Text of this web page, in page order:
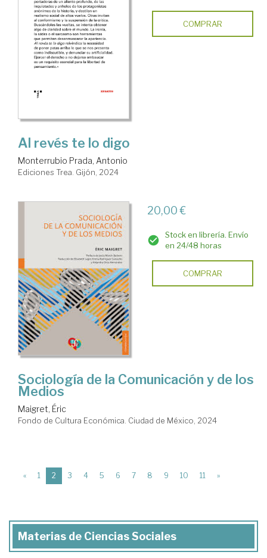
COMPRAR
Al revés te lo digo
Monterrubio Prada, Antonio
Ediciones Trea. Gijón, 2024
20,00 €
Stock en librería. Envío
en 24/48 horas
COMPRAR
Sociología de la Comunicación y de los
Medios
Maigret, Éric
Fondo de Cultura Económica. Ciudad de México, 2024
« 1 2 (current)
3 4 5 6 7 8 9 10 11 »
Materias de Ciencias Sociales